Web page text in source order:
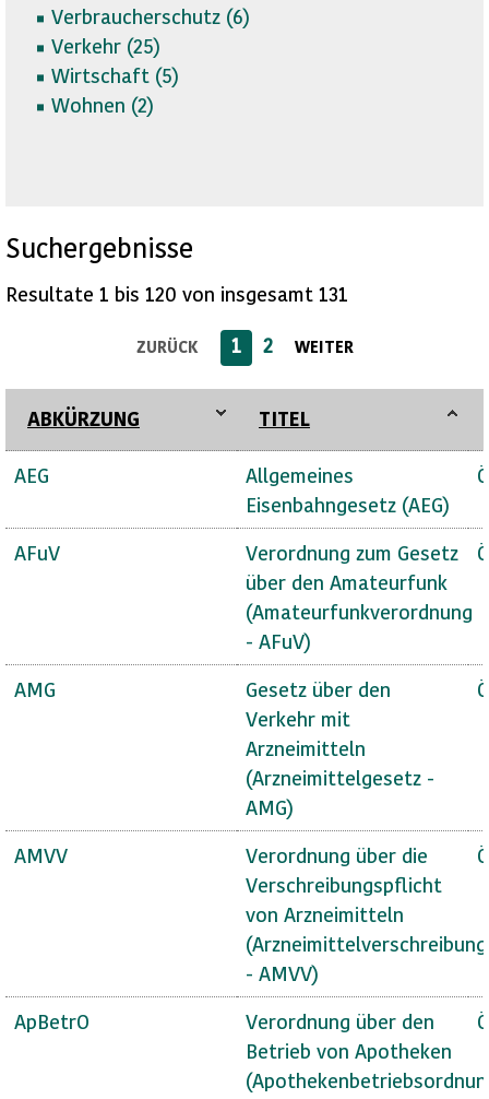
Verbraucherschutz (6)
Verkehr (25)
Wirtschaft (5)
Wohnen (2)
Suchergebnisse
Resultate 1 bis 120 von insgesamt 131
ZURÜCK 1 2 WEITER
ABKÜRZUNG TITEL
AEG
Allgemeines
Eisenbahngesetz (AEG)
AFuV
Verordnung zum Gesetz
über den Amateurfunk
(Amateurfunkverordnung
- AFuV)
AMG
Gesetz über den
Verkehr mit
Arzneimitteln
(Arzneimittelgesetz -
AMG)
AMVV
Verordnung über die
Verschreibungspflicht
von Arzneimitteln
- AMVV)
ApBetrO
Verordnung über den
Betrieb von Apotheken